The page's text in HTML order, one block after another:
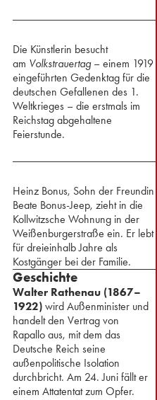
Die Künstlerin besucht
am Volkstrauertag– einem 1919
eingeführten Gedenktag für die
deutschen Gefallenen des 1.
Weltkrieges – die erstmals im
Reichstag abgehaltene
Feierstunde.
Heinz Bonus, Sohn der Freundin
Beate Bonus-Jeep, zieht in die
Kollwitzsche Wohnung in der
Weißenburgerstraße ein. Er lebt
für dreieinhalb Jahre als
Kostgänger bei der Familie.
Geschichte
Walter Rathenau (1867–
1922)wird Außenminister und
handelt den Vertrag von
Rapallo aus, mit dem das
Deutsche Reich seine
außenpolitische Isolation
durchbricht. Am 24. Juni fällt er
einem Attatentat zum Opfer.